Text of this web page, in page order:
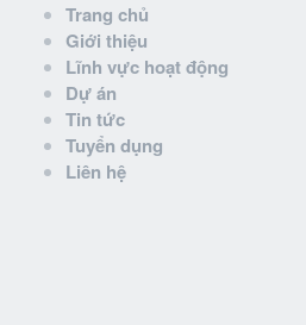
Trang chủ
Giới thiệu
Lĩnh vực hoạt động
Dự án
Tin tức
Tuyển dụng
Liên hệ